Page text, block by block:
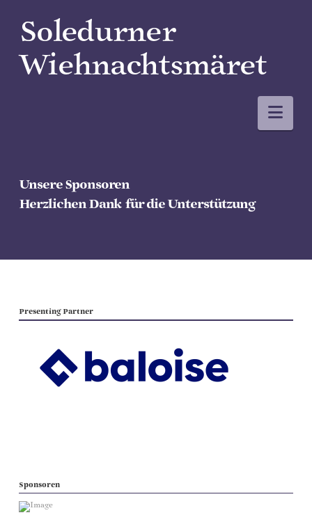
Soledurner
Wiehnachtsmäret
Unsere Sponsoren
Herzlichen Dank für die Unterstützung
Presenting Partner
Sponsoren